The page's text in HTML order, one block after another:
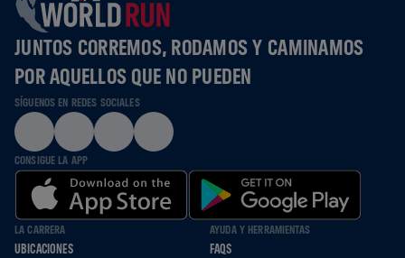
JUNTOS CORREMOS, RODAMOS Y CAMINAMOS
POR AQUELLOS QUE NO PUEDEN
SÍGUENOS EN REDES SOCIALES
CONSIGUE LA APP
LA CARRERA
UBICACIONES
AYUDA Y HERRAMIENTAS
FAQS